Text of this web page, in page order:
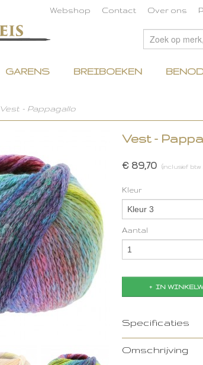
Webshop Contact Over ons
GARENS BREIBOEKEN
Vest - Pappagallo
Vest -
€ 89,70 (inclusief btw
Kleur
Aantal
IN
Specificaties
Omschrijving